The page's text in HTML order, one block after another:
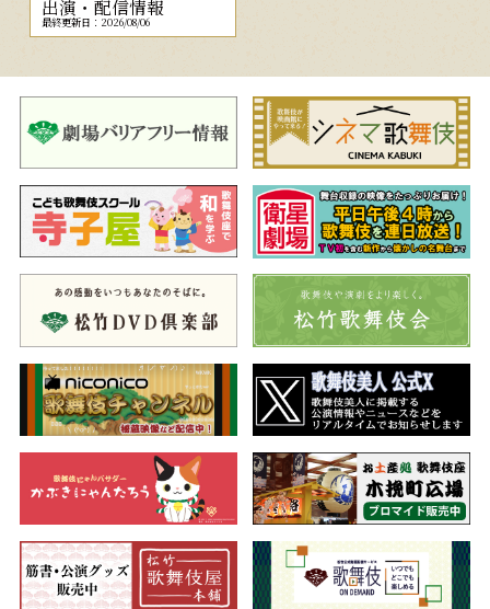
出演・配信情報
最終更新日：2026/08/06